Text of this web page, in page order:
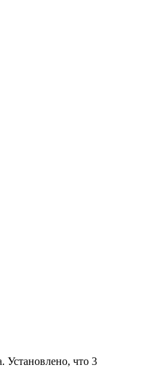
Установлено, что 3